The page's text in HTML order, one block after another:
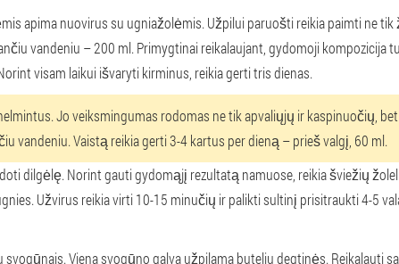
apima nuovirus su ugniažolėmis. Užpilui paruošti reikia paimti ne
vandeniu – 200 ml. Primygtinai reikalaujant, gydomoji kompozicija
visam laikui išvaryti kirminus, reikia gerti tris dienas.
Jo veiksmingumas rodomas ne tik apvaliųjų ir kaspinuočių,
vandeniu. Vaistą reikia gerti 3-4 kartus per dieną – prieš valgį, 60 ml.
dilgėlę. Norint gauti gydomąjį rezultatą namuose, reikia šviežių
Užvirus reikia virti 10-15 minučių ir palikti sultinį prisitraukti 4-5
Viena svogūno galva užpilama buteliu degtinės. Reikalauti